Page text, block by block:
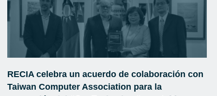
RECIA celebra un acuerdo de colaboración con
Taiwan Computer Association para la